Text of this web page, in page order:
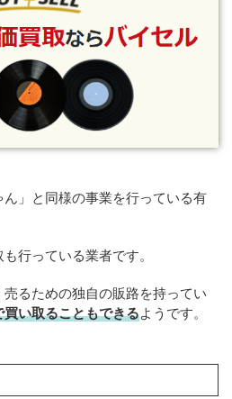
ん」と同様の事業を行っている有
行っている業者です。
るための独自の販路を持ってい
い取ることもできるようです。